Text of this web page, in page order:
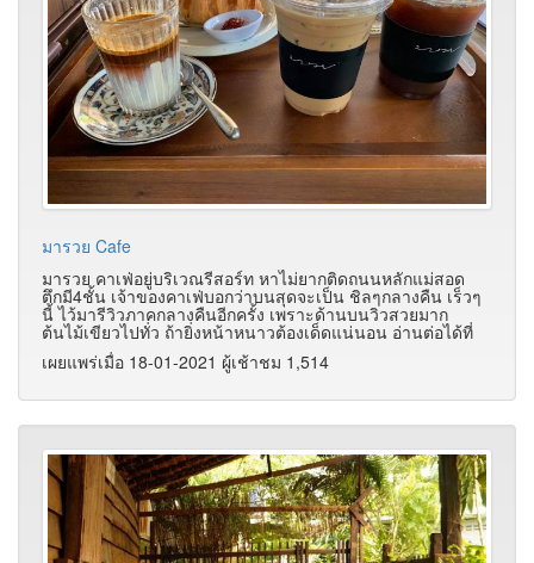
มารวย Cafe
มารวย คาเฟ่อยู่บริเวณรีสอร์ท หาไม่ยากติดถนนหลักแม่สอด
ตึกมี4ชั้น เจ้าของคาเฟ่บอกว่าบนสุดจะเป็น ชิลๆกลางคืน เร็วๆ
นี้ ไว้มารีวิวภาคกลางคืนอีกครั้ง เพราะด้านบนวิวสวยมาก
ต้นไม้เขียวไปทั่ว ถ้ายิ่งหน้าหนาวต้องเด็ดแน่นอน อ่านต่อได้ที่
เผยแพร่เมื่อ 18-01-2021 ผู้เช้าชม 1,514